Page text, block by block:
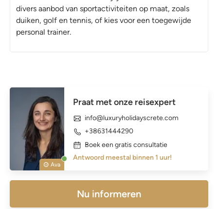
divers aanbod van sportactiviteiten op maat, zoals
duiken, golf en tennis, of kies voor een toegewijde
personal trainer.
Ava
Praat met onze reisexpert
info@luxuryholidayscrete.com
+38631444290
Boek een gratis consultatie
Antwoord meestal binnen 1 uur!
Nu informeren